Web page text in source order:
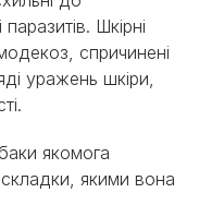
Шкірні
спричинені
уражень шкіри,
якомога
якими вона